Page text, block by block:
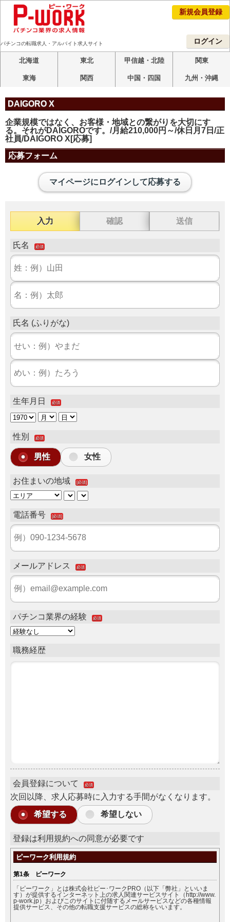
新規会員登録
ログイン
パチンコの転職求人・アルバイト求人サイト
北海道 東北 甲信越・北陸 関東
東海 関西 中国・四国 九州・沖縄
DAIGORO X
企業規模ではなく、お客様・地域との繋がりを大切にす
る。それがDAIGOROです。/月給210,000円～/休日月7日/正
社員/DAIGORO X[応募]
応募フォーム
マイページにログインして応募する
入力 確認 送信
氏名 必須
氏名 (ふりがな)
生年月日 必須
性別 必須
男性 女性
お住まいの地域 [必須]
電話番号 [必須]
メールアドレス 必須
パチンコ業界の経験 必須
職務経歴
会員登録について 必須
次回以降、求人応募時に入力する手間がなくなります。
希望する 希望しない
登録は利用規約への同意が必要です
ピーワーク利用規約
第1条 ピーワーク
「ピーワーク」とは株式会社ピー･ワークPRO（以下「弊社」といいま
す）が提供するインターネット上の求人関連サービスサイト（http://www.
p-work.jp）およびこのサイトに付随するメールサービスなどの各種情報
提供サービス、その他の転職支援サービスの総称をいいます。